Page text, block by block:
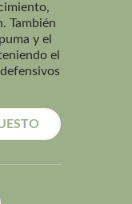
También
y el
el